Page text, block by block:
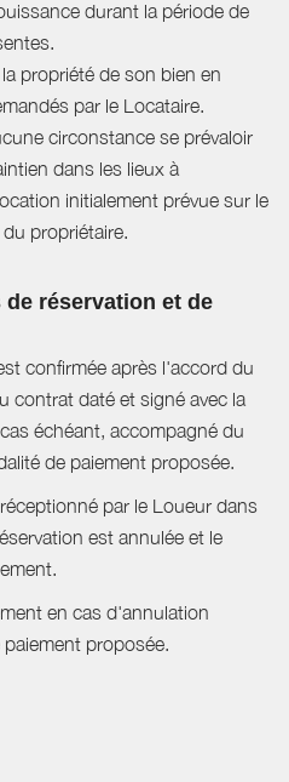
durant la période de
propriété de son bien en
par le Locataire.
circonstance se prévaloir
dans les lieux à
initialement prévue sur le
propriétaire.
réservation et de
confirmée après l'accord du
contrat daté et signé avec la
échéant, accompagné du
de paiement proposée.
par le Loueur dans
est annulée et le
en cas d'annulation
proposée.